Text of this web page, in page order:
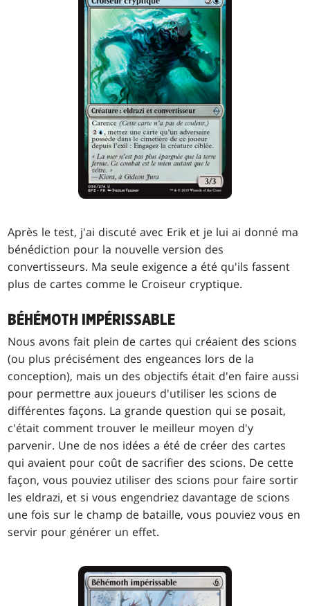
Après le test, j'ai discuté avec Erik et je lui ai donné ma
bénédiction pour la nouvelle version des
convertisseurs. Ma seule exigence a été qu'ils fassent
plus de cartes comme le Croiseur cryptique.
BÉHÉMOTH IMPÉRISSABLE
Nous avons fait plein de cartes qui créaient des scions
(ou plus précisément des engeances lors de la
conception), mais un des objectifs était d'en faire aussi
pour permettre aux joueurs d'utiliser les scions de
différentes façons. La grande question qui se posait,
c'était comment trouver le meilleur moyen d'y
parvenir. Une de nos idées a été de créer des cartes
qui avaient pour coût de sacrifier des scions. De cette
façon, vous pouviez utiliser des scions pour faire sortir
les eldrazi, et si vous engendriez davantage de scions
une fois sur le champ de bataille, vous pouviez vous en
servir pour générer un effet.